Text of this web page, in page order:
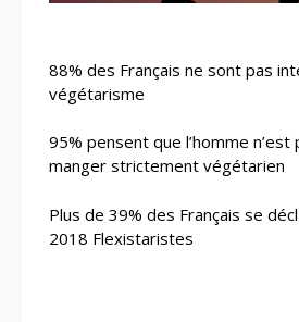
88% des Français ne sont pas
végétarisme
95% pensent que l’homme
manger strictement végétarien
Plus de 39% des Français se
2018 Flexistaristes